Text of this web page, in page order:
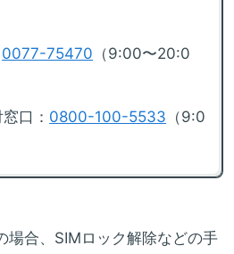
0077-75470 （9:00〜20:0
口： 0800-100-5533 （9:0
場合、SIMロック解除などの手